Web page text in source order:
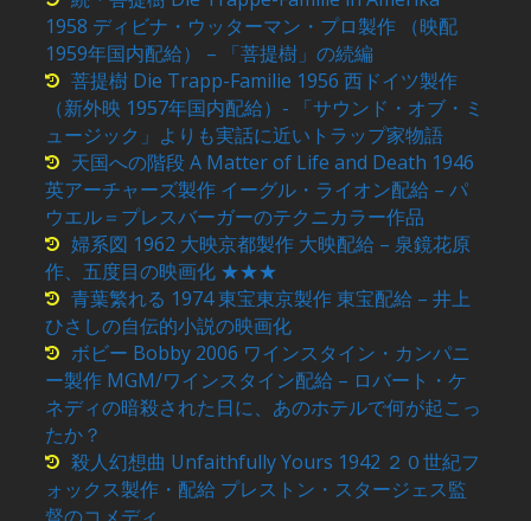
1958 ディビナ・ウッターマン・プロ製作 （映配
1959年国内配給） – 「菩提樹」の続編
菩提樹 Die Trapp-Familie 1956 西ドイツ製作
（新外映 1957年国内配給）- 「サウンド・オブ・ミ
ュージック」よりも実話に近いトラップ家物語
天国への階段 A Matter of Life and Death 1946
英アーチャーズ製作 イーグル・ライオン配給 – パ
ウエル＝プレスバーガーのテクニカラー作品
婦系図 1962 大映京都製作 大映配給 – 泉鏡花原
作、五度目の映画化 ★★★
青葉繁れる 1974 東宝東京製作 東宝配給 – 井上
ひさしの自伝的小説の映画化
ボビー Bobby 2006 ワインスタイン・カンパニ
ー製作 MGM/ワインスタイン配給 – ロバート・ケ
ネディの暗殺された日に、あのホテルで何が起こっ
たか？
殺人幻想曲 Unfaithfully Yours 1942 ２０世紀フ
ォックス製作・配給 プレストン・スタージェス監